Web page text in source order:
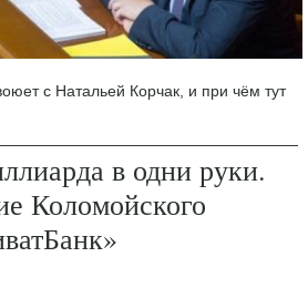
с Натальей Корчак, и при чём тут
в одни руки.
Коломойского